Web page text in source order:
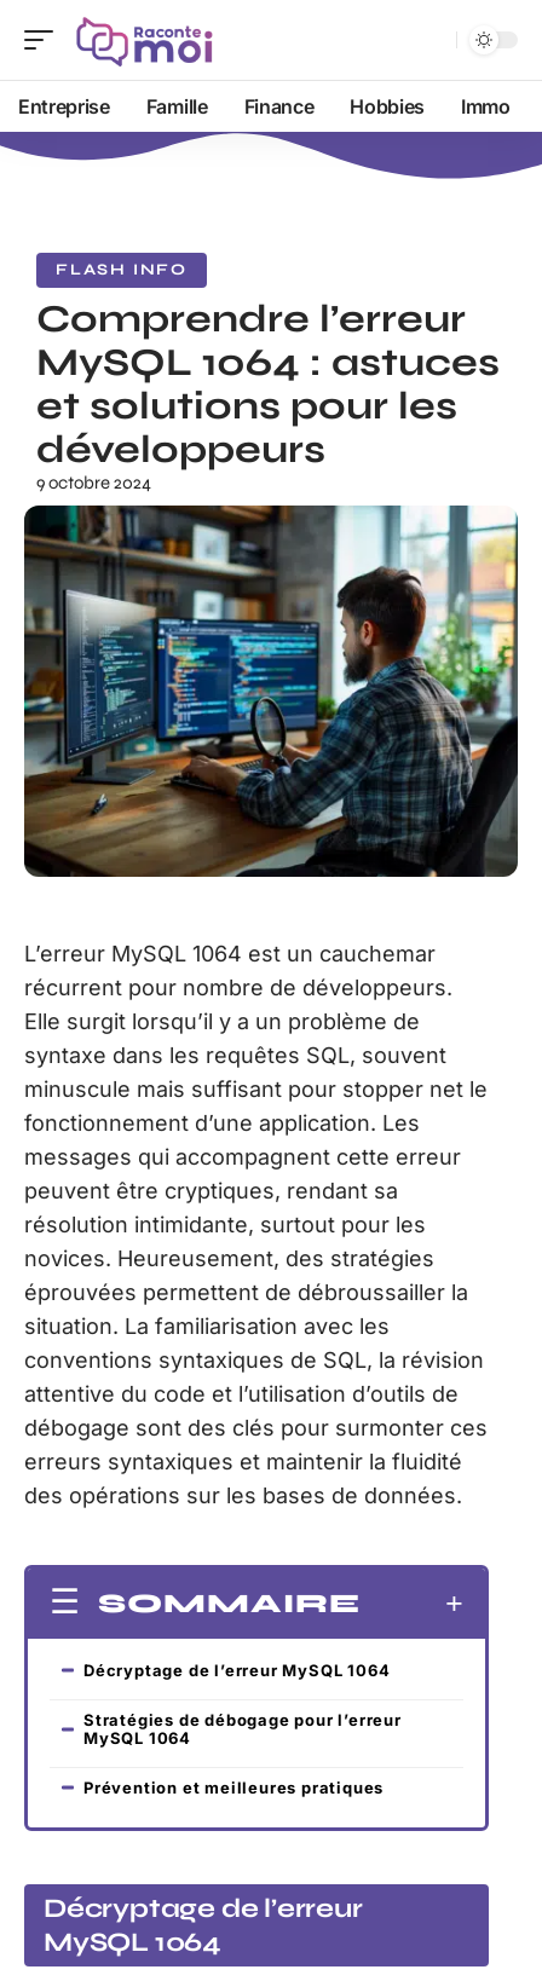
Entreprise Famille Finance Hobbies Immo
FLASH INFO
Comprendre l’erreur
MySQL 1064 : astuces
et solutions pour les
développeurs
9 octobre 2024
L’erreur MySQL 1064 est un cauchemar
récurrent pour nombre de développeurs.
Elle surgit lorsqu’il y a un problème de
syntaxe dans les requêtes SQL, souvent
minuscule mais suffisant pour stopper net le
fonctionnement d’une application. Les
messages qui accompagnent cette erreur
peuvent être cryptiques, rendant sa
résolution intimidante, surtout pour les
novices. Heureusement, des stratégies
éprouvées permettent de débroussailler la
situation. La familiarisation avec les
conventions syntaxiques de SQL, la révision
attentive du code et l’utilisation d’outils de
débogage sont des clés pour surmonter ces
erreurs syntaxiques et maintenir la fluidité
des opérations sur les bases de données.
SOMMAIRE
Décryptage de l’erreur MySQL 1064
Stratégies de débogage pour l’erreur
MySQL 1064
Prévention et meilleures pratiques
Décryptage de l’erreur
MySQL 1064